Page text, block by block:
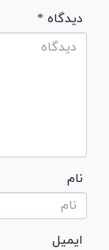
* دیدگاه
نام
ایمیل